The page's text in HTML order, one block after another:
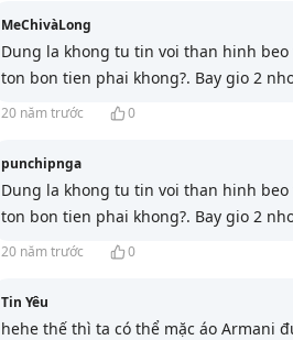
MeChivàLong
Dung la khong tu tin voi than hinh
ton bon tien phai khong?. Bay gio 2
20 năm trước 0
punchipnga
Dung la khong tu tin voi than hinh
ton bon tien phai khong?. Bay gio 2
20 năm trước 0
Tin Yêu
hehe thế thì ta có thể mặc áo Armani